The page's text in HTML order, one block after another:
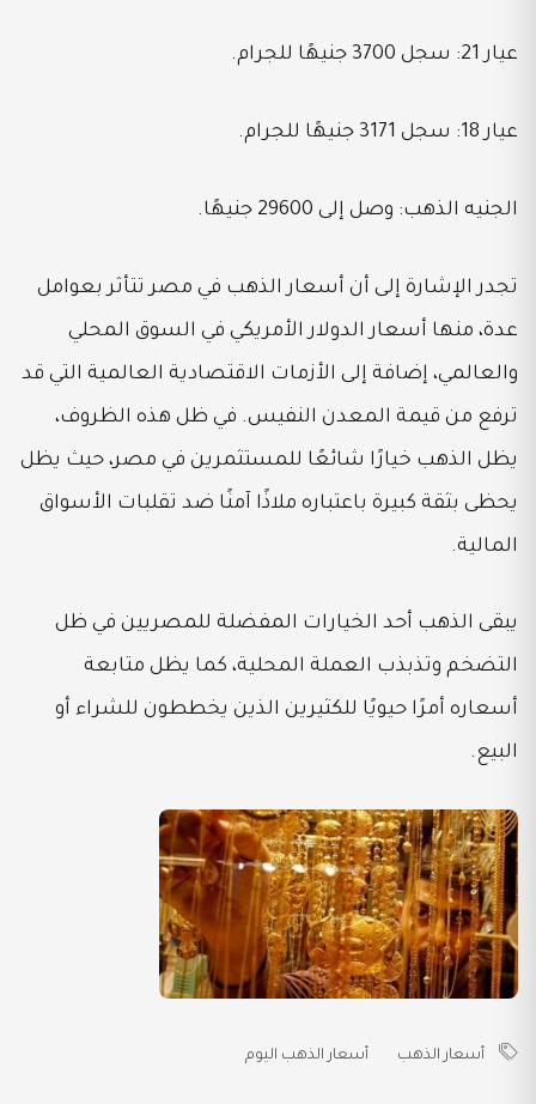
عيار 21: سجل 3700 جنيهًا للجرام.
عيار 18: سجل 3171 جنيهًا للجرام.
الجنيه الذهب: وصل إلى 29600 جنيهًا.
تجدر الإشارة إلى أن أسعار الذهب في مصر تتأثر بعوامل
عدة، منها أسعار الدولار الأمريكي في السوق المحلي
والعالمي، إضافة إلى الأزمات الاقتصادية العالمية التي قد
ترفع من قيمة المعدن النفيس. في ظل هذه الظروف،
يظل الذهب خيارًا شائعًا للمستثمرين في مصر، حيث يظل
يحظى بثقة كبيرة باعتباره ملاذًا آمنًا ضد تقلبات الأسواق
المالية.
يبقى الذهب أحد الخيارات المفضلة للمصريين في ظل
التضخم وتذبذب العملة المحلية، كما يظل متابعة
أسعاره أمرًا حيويًا للكثيرين الذين يخططون للشراء أو
البيع.
أسعار الذهب أسعار الذهب اليوم